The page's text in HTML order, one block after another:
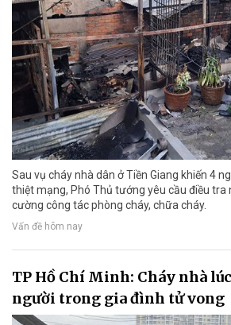
Sau vụ cháy nhà dân ở Tiền Giang khiến 4
thiệt mạng, Phó Thủ tướng yêu cầu điều tra
cường công tác phòng cháy, chữa cháy.
Vấn đề hôm nay
TP Hồ Chí Minh: Cháy nhà
người trong gia đình tử vong